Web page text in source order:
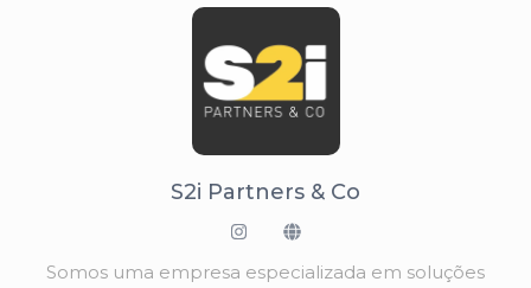
S2i Partners & Co
Somos uma empresa especializada em soluções